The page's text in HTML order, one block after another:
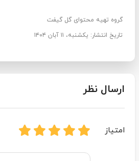
گروه تهیه محتوای گل گیفت
تاریخ انتشار: یکشنبه، ۱۱ آبان ۱۴۰۴
ارسال نظر
امتیاز